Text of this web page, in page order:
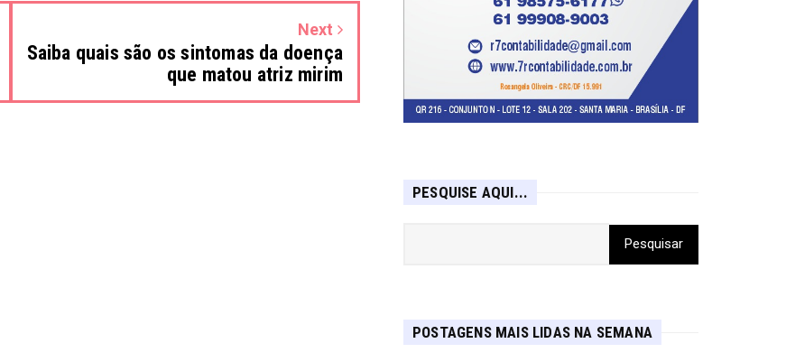
Next
Saiba quais são os sintomas da doença
que matou atriz mirim
PESQUISE AQUI...
POSTAGENS MAIS LIDAS NA SEMANA